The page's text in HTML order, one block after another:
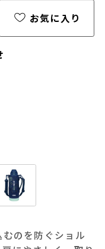
提げ袋やギフト
よりご購入をお
お気に入り
のを防ぐショル